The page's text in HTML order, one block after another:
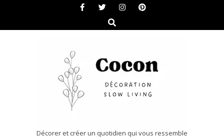
content
Search
Décorer et créer un quotidien qui vous ressemble